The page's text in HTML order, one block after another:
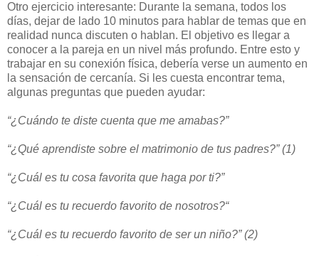
Otro ejercicio interesante: Durante la semana, todos los
días, dejar de lado 10 minutos para hablar de temas que en
realidad nunca discuten o hablan. El objetivo es llegar a
conocer a la pareja en un nivel más profundo. Entre esto y
trabajar en su conexión física, debería verse un aumento en
la sensación de cercanía. Si les cuesta encontrar tema,
algunas preguntas que pueden ayudar:
“¿Cuándo te diste cuenta que me amabas?”
“¿Qué aprendiste sobre el matrimonio de tus padres?” (1)
“¿Cuál es tu cosa favorita que haga por ti?”
“¿Cuál es tu recuerdo favorito de nosotros?“
“¿Cuál es tu recuerdo favorito de ser un niño?” (2)